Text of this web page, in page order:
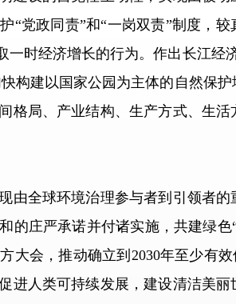
党政同责”和“一岗双责”制度，较
时经济增长的行为。作出长江经
构建以国家公园为主体的自然保
格局、产业结构、生产方式、生活
全球环境治理参与者到引领者的
的庄严承诺并付诸实施，共建绿色
会，推动确立到2030年至少有
人类可持续发展，建设清洁美丽